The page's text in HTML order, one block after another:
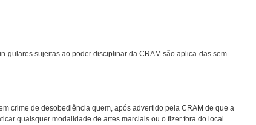
gulares sujeitas ao poder disciplinar da CRAM são aplica-das sem
crime de desobediência quem, após advertido pela CRAM de que a
quaisquer modalidade de artes marciais ou o fizer fora do local